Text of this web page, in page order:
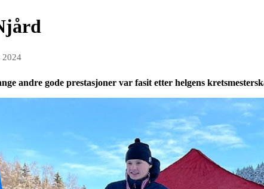
2024
andre gode prestasjoner var fasit etter helgens